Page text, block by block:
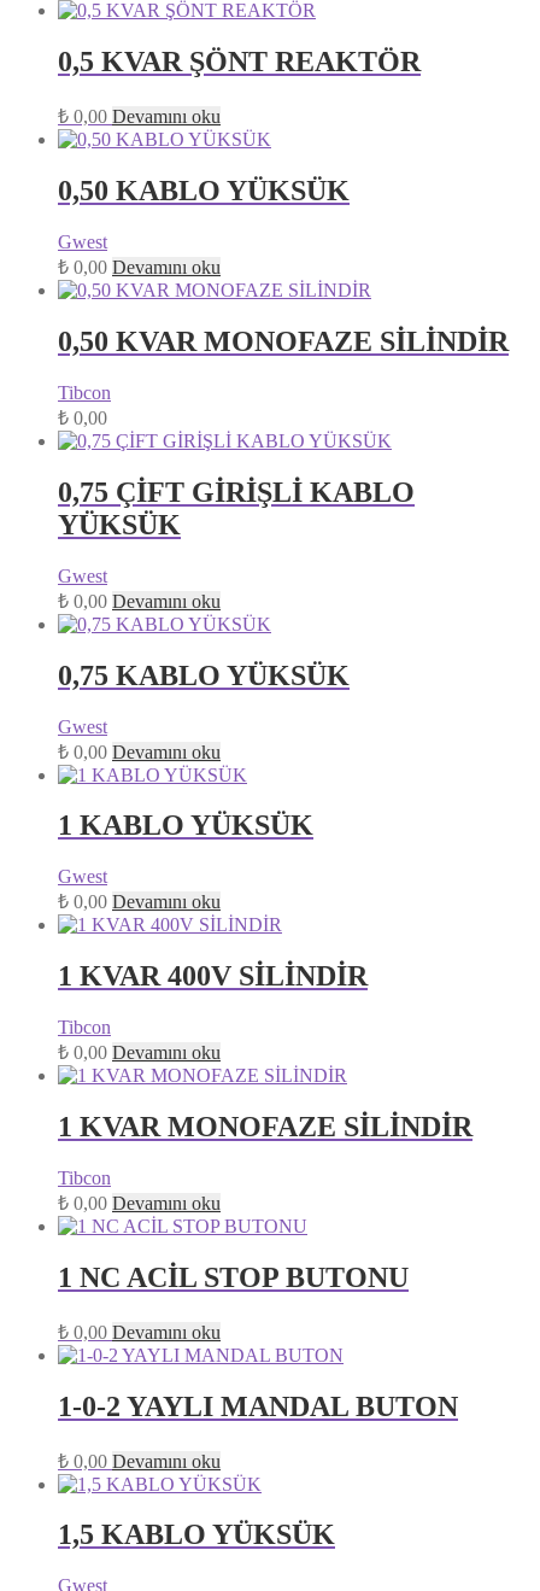
0,5 KVAR ŞÖNT REAKTÖR
₺ 0,00 Devamını oku
0,50 KABLO YÜKSÜK
Gwest
₺ 0,00 Devamını oku
0,50 KVAR MONOFAZE SİLİNDİR
Tibcon
₺ 0,00
0,75 ÇİFT GİRİŞLİ KABLO
YÜKSÜK
Gwest
₺ 0,00 Devamını oku
0,75 KABLO YÜKSÜK
Gwest
₺ 0,00 Devamını oku
1 KABLO YÜKSÜK
Gwest
₺ 0,00 Devamını oku
1 KVAR 400V SİLİNDİR
Tibcon
₺ 0,00 Devamını oku
1 KVAR MONOFAZE SİLİNDİR
Tibcon
₺ 0,00 Devamını oku
1 NC ACİL STOP BUTONU
₺ 0,00 Devamını oku
1-0-2 YAYLI MANDAL BUTON
₺ 0,00 Devamını oku
1,5 KABLO YÜKSÜK
Gwest